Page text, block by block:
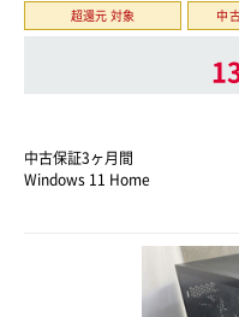
超還元 対象 中
中古保証3ヶ月間
Windows 11 Home